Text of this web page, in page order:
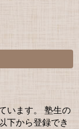
います。 塾生の
下から登録でき